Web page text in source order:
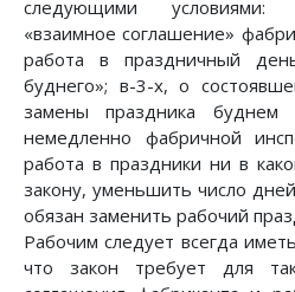
следующими условиями:
«взаимное соглашение»
работа в праздничный
буднего»; в-3-х, о
замены праздника буднем
немедленно фабричной
работа в праздники ни в
закону, уменьшить число
обязан заменить рабочий
Рабочим следует всегда
что закон требует для